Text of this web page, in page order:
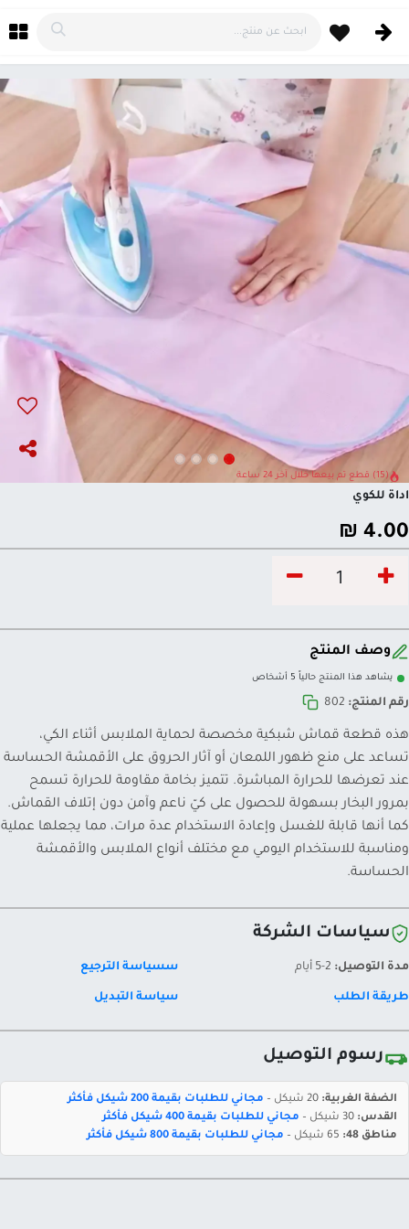
(15) قطع تم بيعها خلال آخر 24 ساعة
اداة للكوي
4.00
₪
وصف المنتج
يشاهد هذا المنتج حالياً 5 أشخاص
رقم المنتج: 802
هذه قطعة قماش شبكية مخصصة لحماية الملابس أثناء الكي،
تساعد على منع ظهور اللمعان أو آثار الحروق على الأقمشة الحساسة
عند تعرضها للحرارة المباشرة. تتميز بخامة مقاومة للحرارة تسمح
بمرور البخار بسهولة للحصول على كيّ ناعم وآمن دون إتلاف القماش.
كما أنها قابلة للغسل وإعادة الاستخدام عدة مرات، مما يجعلها عملية
ومناسبة للاستخدام اليومي مع مختلف أنواع الملابس والأقمشة
الحساسة.
سياسات الشركة
مدة التوصيل: سسياسة الترجيع
طريقة الطلب سياسة التبديل
رسوم التوصيل
الضفة الغربية:
مجاني للطلبات بقيمة 200 شيكل فأكثر
القدس:
مجاني للطلبات بقيمة 400 شيكل فأكثر
مناطق 48:
مجاني للطلبات بقيمة 800 شيكل فأكثر